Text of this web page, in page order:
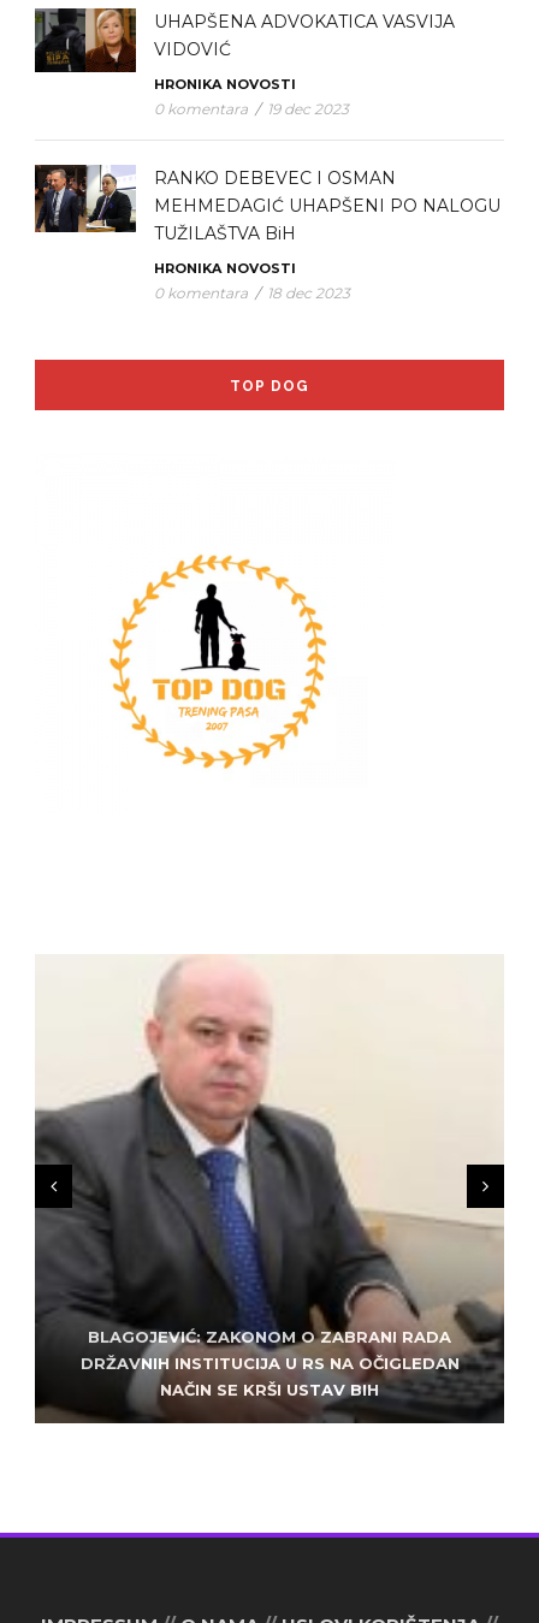
UHAPŠENA ADVOKATICA VASVIJA
VIDOVIĆ
HRONIKA NOVOSTI
0 komentara / 19 dec 2023
RANKO DEBEVEC I OSMAN
MEHMEDAGIĆ UHAPŠENI PO NALOGU
TUŽILAŠTVA BiH
HRONIKA NOVOSTI
0 komentara / 18 dec 2023
TOP DOG
BLAGOJEVIĆ: ZAKONOM O ZABRANI RADA
DRŽAVNIH INSTITUCIJA U RS NA OČIGLEDAN
NAČIN SE KRŠI USTAV BIH
ZLATKO MILETIĆ: DODIK NEMA KUD OD
KRIMINALA, LJUDE IZ REPUBLIEK SRPSKE VUČE U
HAOS
SARAJEVO: ALEM MUDŽELET – ČOVJEK OD
POVJERENJA